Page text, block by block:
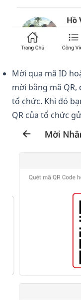
Mời qua mã ID
mời bằng mã
tổ chức. Khi đó
QR của tổ chức